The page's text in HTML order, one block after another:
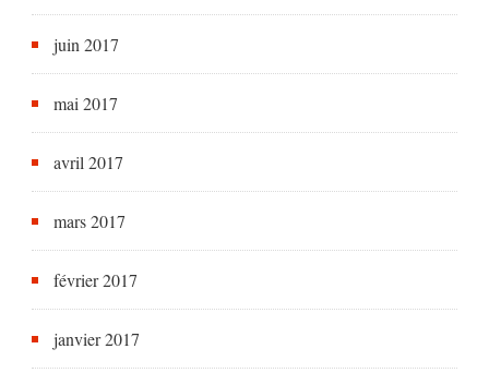
juin 2017
mai 2017
avril 2017
mars 2017
février 2017
janvier 2017